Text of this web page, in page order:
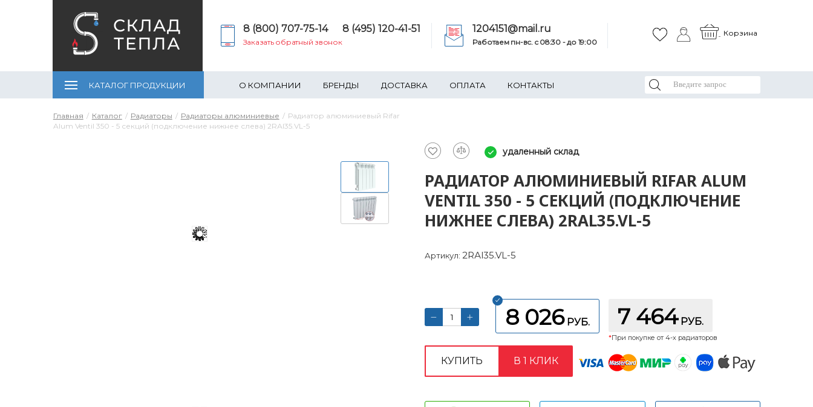
8 (800) 707-75-14 8 (495) 120-41-51
Заказать обратный звонок
1204151@mail.ru
Работаем пн-вс. c 08:30 - до 19:00
Корзина
КАТАЛОГ ПРОДУКЦИИ О КОМПАНИИ БРЕНДЫ ДОСТАВКА ОПЛАТА КОНТАКТЫ
Главная Каталог Радиаторы Радиаторы алюминиевые
Радиатор алюминиевый Rifar
Alum Ventil 350 - 5 секций (подключение нижнее слева) 2RАl35.VL-5
удаленный склад
РАДИАТОР АЛЮМИНИЕВЫЙ RIFAR ALUM
VENTIL 350 - 5 СЕКЦИЙ (ПОДКЛЮЧЕНИЕ
НИЖНЕЕ СЛЕВА) 2RАL35.VL-5
Артикул: 2RАl35.VL-5
8 026 РУБ. 7 464 РУБ.
*При покупке от 4-х радиаторов
КУПИТЬ В 1 КЛИК